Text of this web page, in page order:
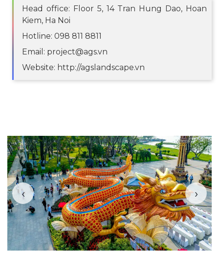
Head office: Floor 5, 14 Tran Hung Dao, Hoan
Kiem, Ha Noi
Hotline: 098 811 8811
Email: project@ags.vn
Website: http://agslandscape.vn
‹ ›